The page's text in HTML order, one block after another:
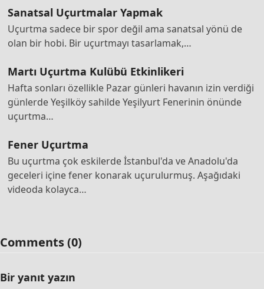
Sanatsal Uçurtmalar Yapmak
Uçurtma sadece bir spor değil ama sanatsal yönü de
olan bir hobi. Bir uçurtmayı tasarlamak,…
Martı Uçurtma Kulübü Etkinlikeri
Hafta sonları özellikle Pazar günleri havanın izin verdiği
günlerde Yeşilköy sahilde Yeşilyurt Fenerinin önünde
uçurtma…
Fener Uçurtma
Bu uçurtma çok eskilerde İstanbul'da ve Anadolu'da
geceleri içine fener konarak uçurulurmuş. Aşağıdaki
videoda kolayca…
Comments (0)
Bir yanıt yazın